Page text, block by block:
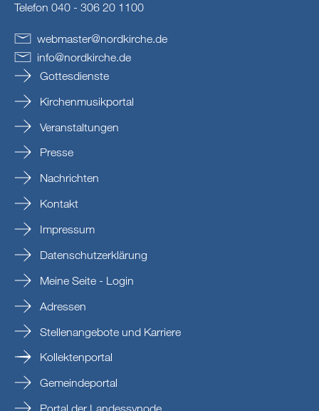
Telefon 040 - 306 20 1100
webmaster@nordkirche.de
info@nordkirche.de
Gottesdienste
Kirchenmusikportal
Veranstaltungen
Presse
Nachrichten
Kontakt
Impressum
Datenschutzerklärung
Meine Seite - Login
Adressen
Stellenangebote und Karriere
Kollektenportal
Gemeindeportal
Portal der Landessynode